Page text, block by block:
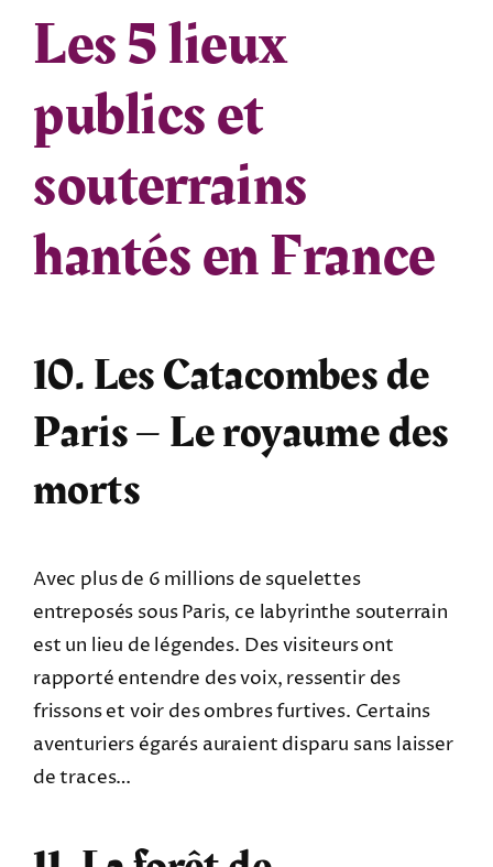
Les 5 lieux
publics et
souterrains
hantés en France
10. Les Catacombes de
Paris – Le royaume des
morts
Avec plus de 6 millions de squelettes
entreposés sous Paris, ce labyrinthe souterrain
est un lieu de légendes. Des visiteurs ont
rapporté entendre des voix, ressentir des
frissons et voir des ombres furtives. Certains
aventuriers égarés auraient disparu sans laisser
de traces…